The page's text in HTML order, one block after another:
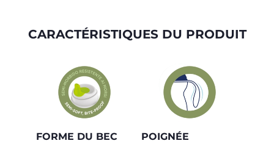
CARACTÉRISTIQUES DU PRODUIT
FORME DU BEC POIGNÉE